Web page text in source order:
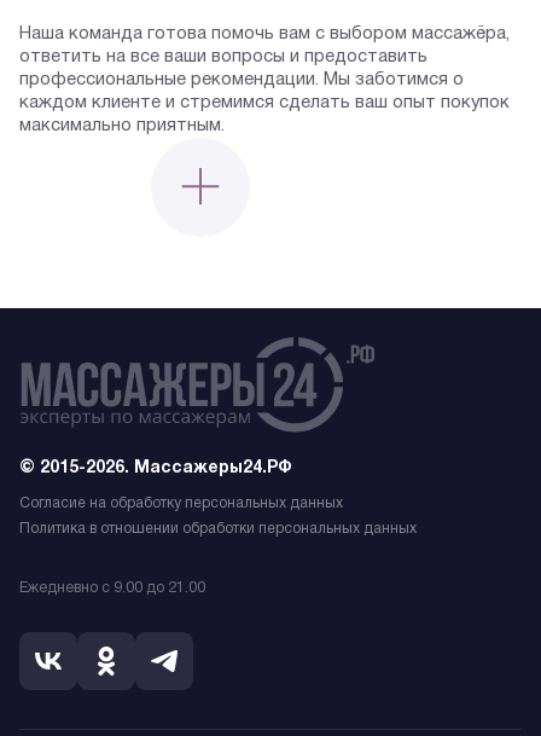
Наша команда готова помочь вам с выбором массажёра,
ответить на все ваши вопросы и предоставить
профессиональные рекомендации. Мы заботимся о
каждом клиенте и стремимся сделать ваш опыт покупок
максимально приятным.
© 2015-2026. Массажеры24.РФ
Согласие на обработку персональных данных
Политика в отношении обработки персональных данных
Ежедневно с 9.00 до 21.00